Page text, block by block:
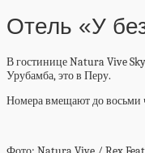
Отель «У
В гостинице Natura Vive
Урубамба, это в Перу.
Номера вмещают до восьми